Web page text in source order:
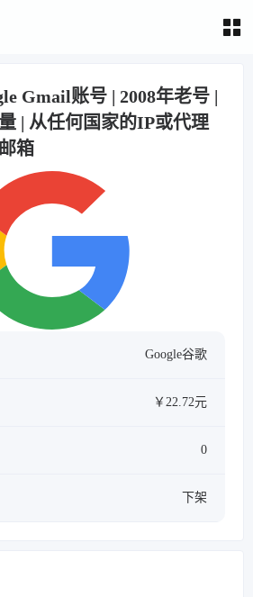
Gmail账号 | 2008年老号 |
| 从任何国家的IP或代理
箱
Google谷歌
￥22.72元
0
下架